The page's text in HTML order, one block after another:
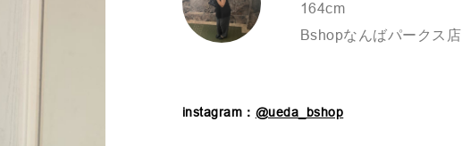
164cm
Bshopなんばパークス店
instagram： @ueda_bshop